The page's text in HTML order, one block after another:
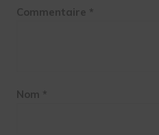
Commentaire *
Nom *